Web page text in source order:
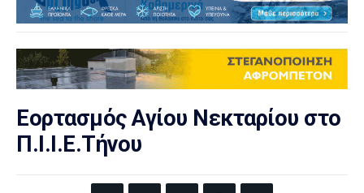
Εορτασμός Αγίου Νεκταρίου στο
Π.Ι.Ι.Ε.Τήνου